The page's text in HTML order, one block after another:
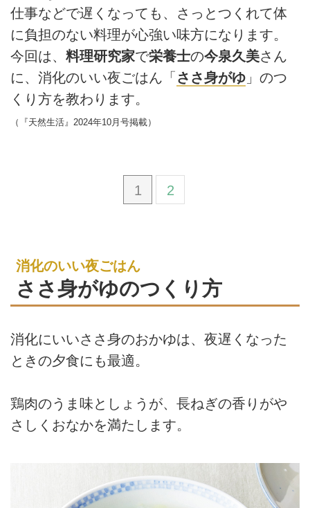
仕事などで遅くなっても、さっとつくれて体
に負担のない料理が心強い味方になります。
今回は、 料理研究家で栄養士の今泉久美さん
に、消化のいい夜ごはん「 ささ身がゆ 」のつ
くり方を教わります。
（『天然生活』2024年10月号掲載）
1 2
消化のいい夜ごはん
ささ身がゆのつくり方
消化にいいささ身のおかゆは、夜遅くなった
ときの夕食にも最適。
鶏肉のうま味としょうが、長ねぎの香りがや
さしくおなかを満たします。